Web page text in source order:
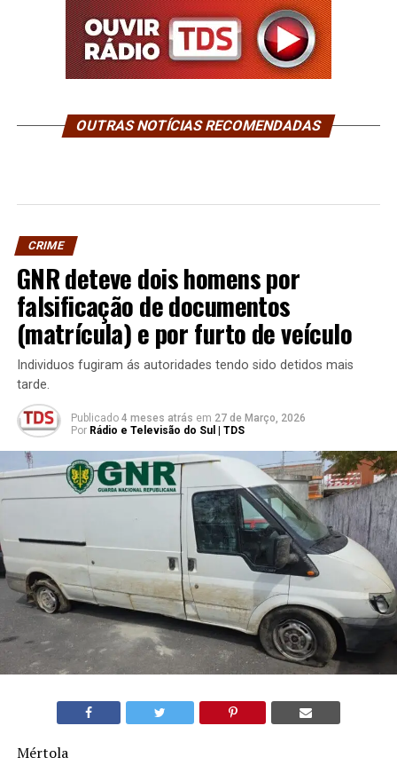
OUTRAS NOTÍCIAS RECOMENDADAS
CRIME
GNR deteve dois homens por
falsificação de documentos
(matrícula) e por furto de veículo
Individuos fugiram ás autoridades tendo sido detidos mais
tarde.
Publicado 4 meses atrás em 27 de Março, 2026
Por Rádio e Televisão do Sul | TDS
Mértola